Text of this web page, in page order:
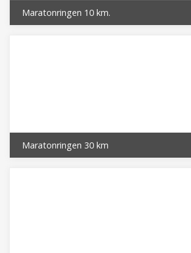
Maratonringen 10 km.
Maratonringen 30 km